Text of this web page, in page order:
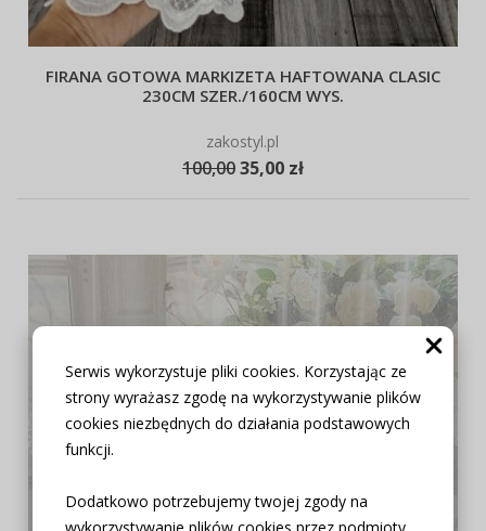
Serwis wykorzystuje pliki cookies. Korzystając ze
strony wyrażasz zgodę na wykorzystywanie plików
cookies niezbędnych do działania podstawowych
funkcji.
Dodatkowo potrzebujemy twojej zgody na
FIRANA GOTOWA MARKIZETA HAFTOWANA CLASIC
230CM SZER./160CM WYS.
zakostyl.pl
100,0035,00 zł